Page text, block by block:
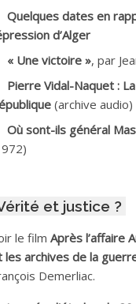
Rachid
Omar
Vve AIT SAADA
Mohamed Akli
Quelques dates en
d’Alger
« Une victoire », par
Pierre Vidal-Naquet :
(archive audio)
Où sont-ils général
et justice ?
le film Après l’affaire
les archives de la
Demerliac.